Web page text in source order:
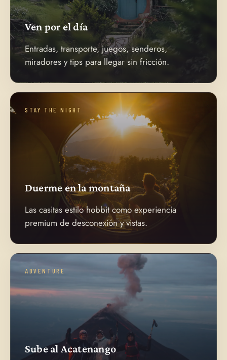
Ven por el día
Entradas, transporte, juegos, senderos,
miradores y tips para llegar sin fricción.
STAY THE NIGHT
Duerme en la montaña
Las casitas estilo hobbit como experiencia
premium de desconexión y vistas.
ADVENTURE
Sube al Acatenango